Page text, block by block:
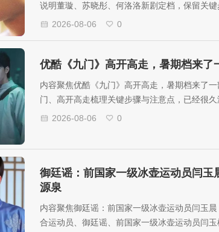
说明董璇、苏晓彤、何洛洛新剧定档，保留关键
2026-08-06
0
优酷《九门》高开高走，暑期档来了
内容聚焦优酷《九门》高开高走，暑期档来了
门、高开高走梳理关键步骤与注意点，已经很
后背发凉、手心冒汗，眼睛死死盯着屏幕不敢
2026-08-06 0
御廷谣：前国家一级冰壶运动员闫玉
源泉
内容聚焦御廷谣：前国家一级冰壶运动员闫玉
合运动员、御廷谣、前国家一级冰壶运动员闫玉